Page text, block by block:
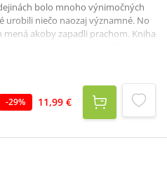
bolo mnoho výnimočných
urobili niečo naozaj významné. No
mená akoby zapadli prachom. Kniha
ponúka 50 príbehov odvážnych a
vedeckého a
života. Žili v rôznych obdobiach,
z rozličných spoločenských vrstiev
niečo veľké, čo ovplyvnilo život
-29% 11,99 €